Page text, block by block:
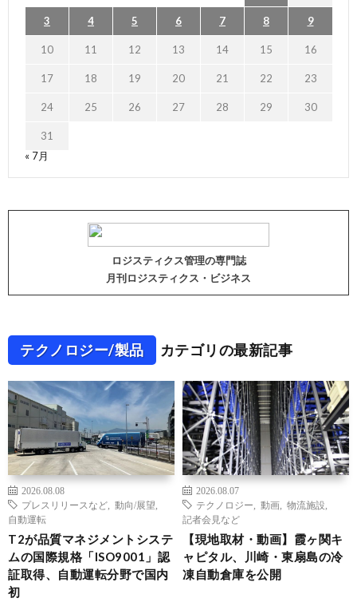
3 4 5 6 7 8 9
10 11 12 13 14 15 16
17 18 19 20 21 22 23
24 25 26 27 28 29 30
31
« 7月
ロジスティクス管理の専門誌
月刊ロジスティクス・ビジネス
テクノロジー/製品 カテゴリの最新記事
2026.08.08
プレスリリースなど
動向/展望
自動運転
T2が品質マネジメントシステ
ムの国際規格「ISO9001」認
証取得、自動運転分野で国内
初
2026.08.07
テクノロジー
動画 物流施設
記者会見など
【現地取材・動画】霞ヶ関キ
ャピタル、川崎・東扇島の冷
凍自動倉庫を公開